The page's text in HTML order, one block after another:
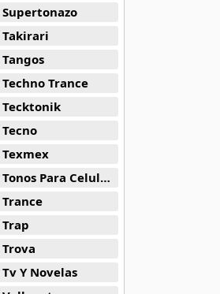
Supertonazo
Takirari
Tangos
Techno Trance
Tecktonik
Tecno
Texmex
Tonos Para Celulares
Trance
Trap
Trova
Tv Y Novelas